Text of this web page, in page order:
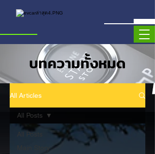
บทความทั้งหมด
All Articles
All Posts
Main Story
All Posts